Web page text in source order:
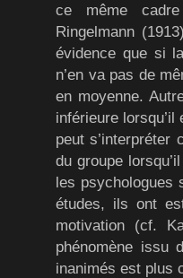
ce même cadre
Ringelmann
évidence que si
n’en va pas de
en moyenne.
inférieure
peut s’interpréter
du groupe
les psychologues
études, ils ont
motivation (cf.
phénomène issu
inanimés est plus